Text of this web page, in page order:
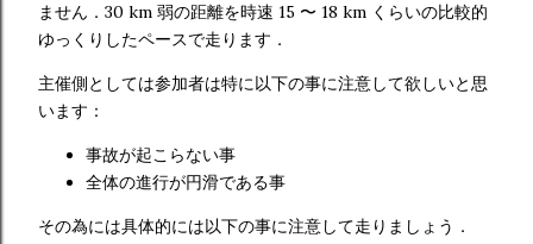
ません．30 km 弱の距離を時速 15 〜 18 km くらいの比較的
ゆっくりしたペースで走ります．
主催側としては参加者は特に以下の事に注意して欲しいと思
います：
事故が起こらない事
全体の進行が円滑である事
その為には具体的には以下の事に注意して走りましょう．